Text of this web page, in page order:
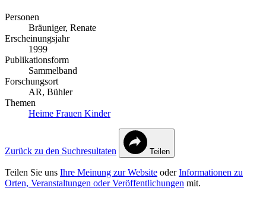
Personen
Bräuniger, Renate
Erscheinungsjahr
1999
Publikationsform
Sammelband
Forschungsort
AR, Bühler
Themen
Heime Frauen Kinder
Zurück zu den Suchresultaten Teilen
Teilen Sie uns Ihre Meinung zur Website oderInformationen zu
Orten, Veranstaltungen oder Veröffentlichungen mit.